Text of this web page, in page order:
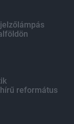
református